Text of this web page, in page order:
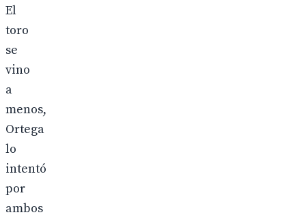
El
toro
se
vino
a
menos,
Ortega
lo
intentó
por
ambos